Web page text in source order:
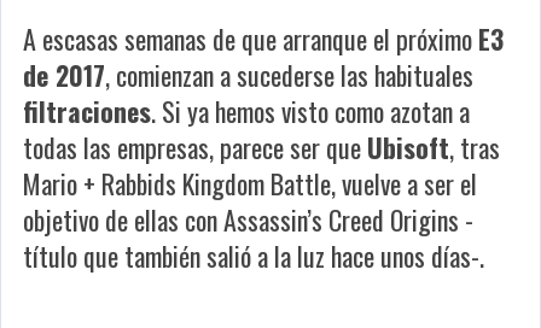
A escasas semanas de que arranque el próximoE3
de 2017, comienzan a sucederse las habituales
filtraciones. Si ya hemos visto como azotan a
todas las empresas, parece ser queUbisoft, tras
Mario + Rabbids Kingdom Battle, vuelve a ser el
objetivo de ellas conAssassin’s Creed Origins -
título que también salió a la luz hace unos días-.